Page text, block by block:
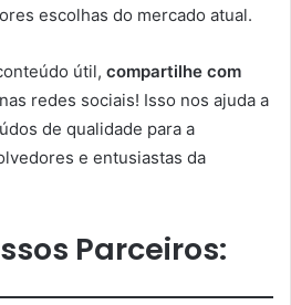
escolhas do mercado atual.
útil,compartilhe com
nas redes sociais! Isso nos ajuda a
de qualidade para a
e entusiastas da
Parceiros: